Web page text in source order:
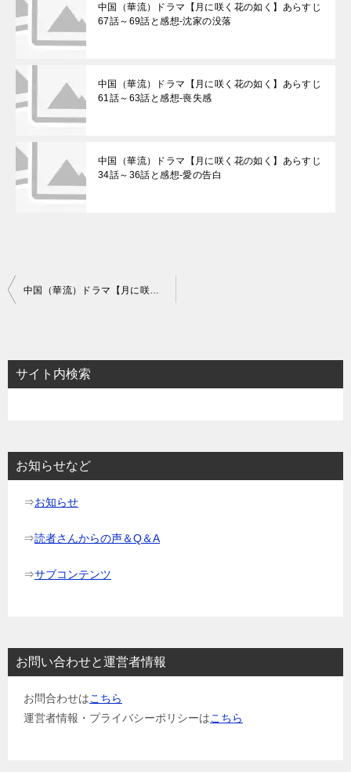
中国（華流）ドラマ【月に咲く花の如く】あらすじ
67話～69話と感想-沈家の没落
中国（華流）ドラマ【月に咲く花の如く】あらすじ
61話～63話と感想-喪失感
中国（華流）ドラマ【月に咲く花の如く】あらすじ
34話～36話と感想-愛の告白
投
ビ
ゲ
ョ
中国（華流）ドラマ【月に咲く花の如く】あらすじ70話～72話と感想-それぞれの道へ
サイト内検索
お知らせなど
⇒お知らせ
⇒読者さんからの声＆Q＆A
⇒サブコンテンツ
お問い合わせと運営者情報
お問合わせはこちら
運営者情報・プライバシーポリシーはこちら